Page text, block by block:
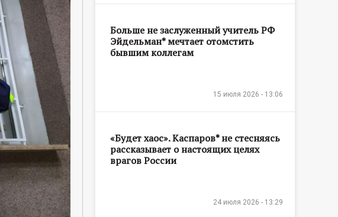
Больше не заслуженный учитель РФ
Эйдельман* мечтает отомстить
бывшим коллегам
15 июля 2026 - 13:06
«Будет хаос». Каспаров* не стесняясь
рассказывает о настоящих целях
врагов России
24 июля 2026 - 13:29